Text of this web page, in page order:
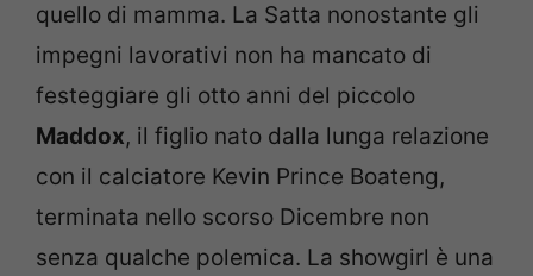
quello di mamma. La Satta nonostante gli
impegni lavorativi non ha mancato di
festeggiare gli otto anni del piccolo
Maddox, il figlio nato dalla lunga relazione
con il calciatore Kevin Prince Boateng,
terminata nello scorso Dicembre non
senza qualche polemica. La showgirl è una